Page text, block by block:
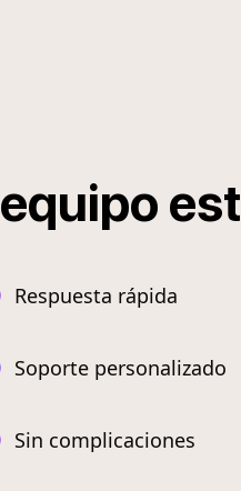
equipo est
Respuesta rápida
Soporte personalizado
Sin complicaciones